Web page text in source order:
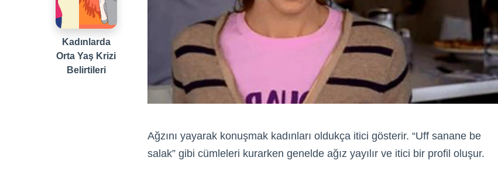
Kadınlarda
Orta Yaş Krizi
Belirtileri
Ağzını yayarak konuşmak kadınları oldukça itici gösterir. “Uff sanane be
salak” gibi cümleleri kurarken genelde ağız yayılır ve itici bir profil oluşur.